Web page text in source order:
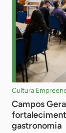
Cultura
Campos
gastronomia